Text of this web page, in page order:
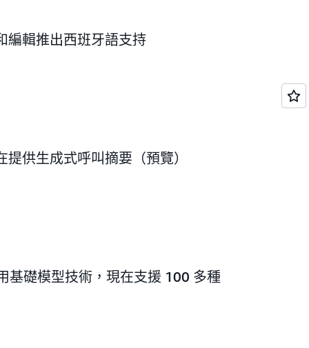
編輯推出西班牙語支持
供生成式呼叫摘要（預覽）
基礎模型技術，現在支援 100 多種